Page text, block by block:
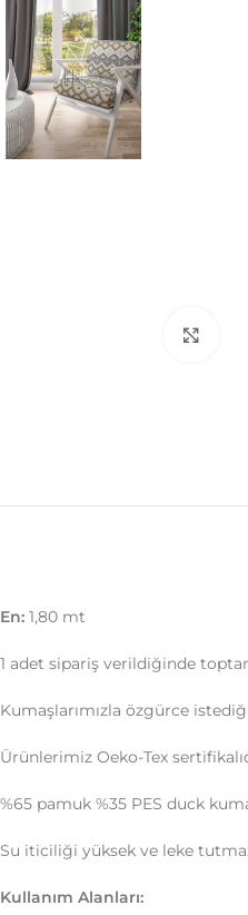
En: 1,80 mt
1 adet sipariş verildiğinde
Kumaşlarımızla özgürce
Ürünlerimiz Oeko-Tex
%65 pamuk %35 PES duck
Su iticiliği yüksek ve leke
Kullanım Alanları: